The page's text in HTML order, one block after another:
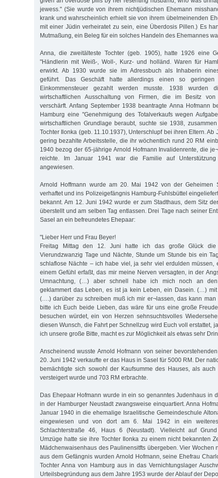
jewess." (Sie wurde von ihrem nichtjüdischen Ehemann
krank und wahrscheinlich erhielt sie von ihrem übelmeinenden
mit einer Jüdin verheiratet zu sein, eine Überdosis Pillen.) Es
Mutmaßung, ein Beleg für ein solches Handeln des Ehemannes
Anna, die zweitälteste Tochter (geb. 1905), hatte 1926 eine
"Händlerin mit Weiß-, Woll-, Kurz- und holländ. Waren für
erwirkt. Ab 1930 wurde sie im Adressbuch als Inhaberin
geführt. Das Geschäft hatte allerdings einen so geringen
Einkommensteuer gezahlt werden musste. 1938 wurden
wirtschaftlichen Ausschaltung von Firmen, die im Besitz
verschärft. Anfang September 1938 beantragte Anna Hofmann
Hamburg eine "Genehmigung des Totalverkaufs wegen
wirtschaftlichen Grundlage beraubt, suchte sie 1938,
Tochter Ilonka (geb. 11.10.1937), Unterschlupf bei ihren Eltern. Ab
gering bezahlte Arbeitsstelle, die ihr wöchentlich rund 20 RM
1940 bezog der 65-jährige Arnold Hofmann Invalidenrente, die
reichte. Im Januar 1941 war die Familie auf
angewiesen.
Arnold Hoffmann wurde am 20. Mai 1942 von der Geheimen
verhaftet und ins Polizeigefängnis Hamburg-Fuhlsbüttel
bekannt. Am 12. Juni 1942 wurde er zum Stadthaus, dem Sitz
überstellt und am selben Tag entlassen. Drei Tage nach seiner
Sasel an ein befreundetes Ehepaar:
"Lieber Herr und Frau Beyer!
Freitag Mittag den 12. Juni hatte ich das große Glück die
Vierundzwanzig Tage und Nächte, Stunde um Stunde bis ein
schlaflose Nächte – ich habe viel, ja sehr viel erdulden müssen,
einem Gefühl erfaßt, das mir meine Nerven versagten, in der
Umnachtung, (…) aber schnell habe ich mich noch an den
geklammert das Leben, es ist ja kein Leben, ein Dasein. (…)
(….) darüber zu schreiben muß ich mir er¬lassen, das kann man
bitte ich Euch beide Lieben, das wäre für uns eine große
besuchen würdet, ein von Herzen sehnsuchtsvolles
diesen Wunsch, die Fahrt per Schnellzug wird Euch voll erstattet,
ich unsere große Bitte, macht es zur Möglichkeit als etwas sehr
Anscheinend wusste Arnold Hofmann von seiner
20. Juni 1942 verkaufte er das Haus in Sasel für 5000 RM. Der
bemächtigte sich sowohl der Kaufsumme des Hauses, als
versteigert wurde und 703 RM erbrachte.
Das Ehepaar Hofmann wurde in ein so genanntes Judenhaus in
in der Hamburger Neustadt zwangsweise einquartiert. Anna
Januar 1940 in die ehemalige Israelitische Gemeindeschule
eingewiesen und von dort am 6. Mai 1942 in ein
Schlachterstraße 46, Haus 6 (Neustadt). Vielleicht auf
Umzüge hatte sie ihre Tochter Ilonka zu einem nicht bekannten
Mädchenwaisenhaus des Paulinensitfts übergeben. Vier Wochen
aus dem Gefängnis wurden Arnold Hofmann, seine Ehefrau
Tochter Anna von Hamburg aus in das Vernichtungslager
Urteilsbegründung aus dem Jahre 1953 wurde der Ablauf der